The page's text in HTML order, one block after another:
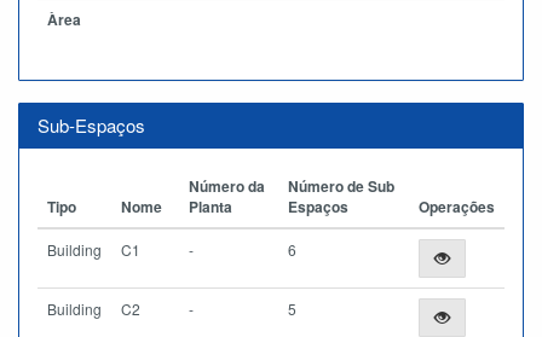
Àrea
Sub-Espaços
Tipo Nome
Número da
Planta
Número de Sub
Espaços
Operações
Building C1 - 6
Building C2 - 5